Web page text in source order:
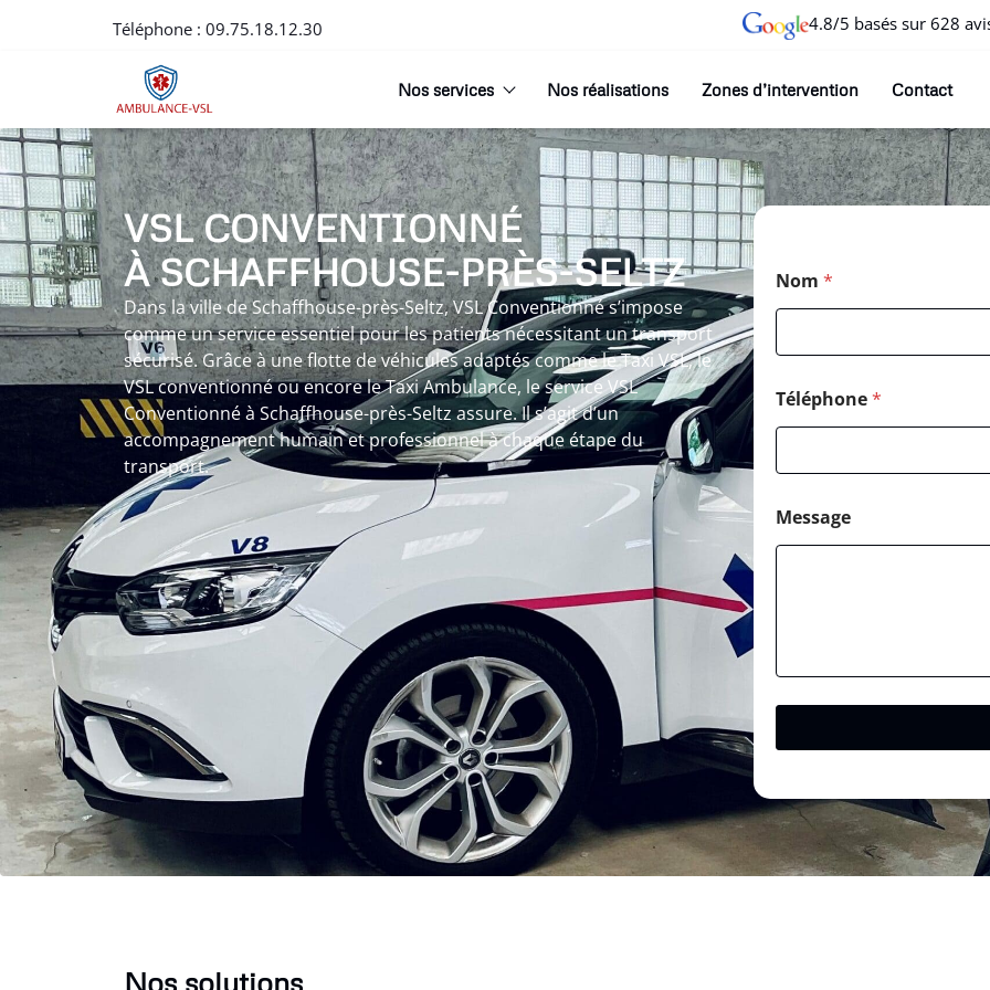
Téléphone : 09.75.18.12.30 4.8/5 basés sur 628
Nos services Nos réalisations Zones d’intervention Contact
VSL CONVENTIONNÉ
À SCHAFFHOUSE-PRÈS-SELTZ
Dans la ville de Schaffhouse-près-Seltz, VSL Conventionné s’impose
comme un service essentiel pour les patients nécessitant un transport
sécurisé. Grâce à une flotte de véhicules adaptés comme le Taxi VSL, le
VSL conventionné ou encore le Taxi Ambulance, le service VSL
Conventionné à Schaffhouse-près-Seltz assure. Il s’agit d’un
accompagnement humain et professionnel à chaque étape du
transport.
Nom *
Téléphone*
Message
Nos solutions